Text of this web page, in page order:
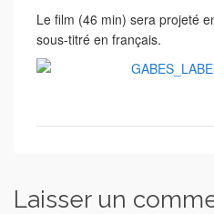
Le film (46 min) sera projeté
sous-titré en français.
Laisser un